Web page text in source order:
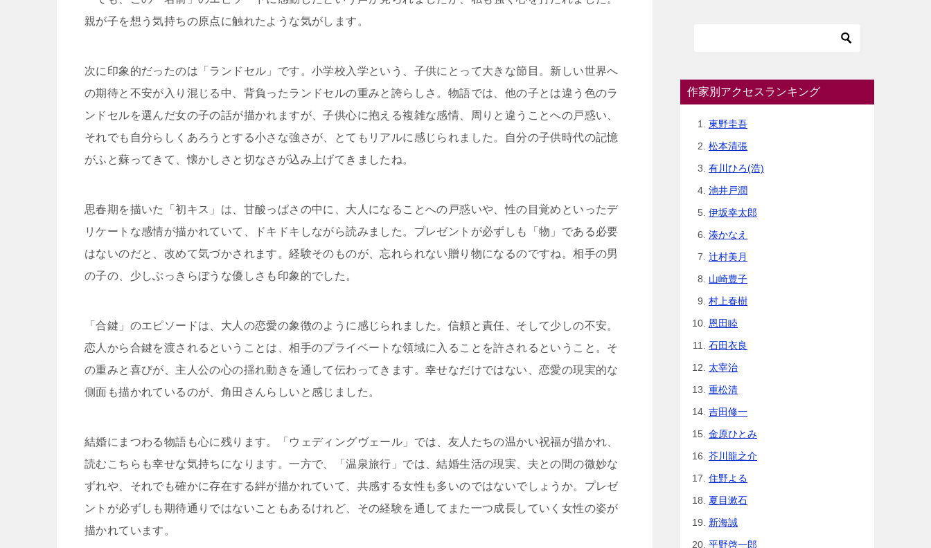
親が子を想う気持ちの原点に触れたような気がします。
次に印象的だったのは「ランドセル」です。小学校入学という、子供にとって大きな節目。新しい世界へ
の期待と不安が入り混じる中、背負ったランドセルの重みと誇らしさ。物語では、他の子とは違う色のラ
ンドセルを選んだ女の子の話が描かれますが、子供心に抱える複雑な感情、周りと違うことへの戸惑い、
それでも自分らしくあろうとする小さな強さが、とてもリアルに感じられました。自分の子供時代の記憶
がふと蘇ってきて、懐かしさと切なさが込み上げてきましたね。
思春期を描いた「初キス」は、甘酸っぱさの中に、大人になることへの戸惑いや、性の目覚めといったデ
リケートな感情が描かれていて、ドキドキしながら読みました。プレゼントが必ずしも「物」である必要
はないのだと、改めて気づかされます。経験そのものが、忘れられない贈り物になるのですね。相手の男
の子の、少しぶっきらぼうな優しさも印象的でした。
「合鍵」のエピソードは、大人の恋愛の象徴のように感じられました。信頼と責任、そして少しの不安。
恋人から合鍵を渡されるということは、相手のプライベートな領域に入ることを許されるということ。そ
の重みと喜びが、主人公の心の揺れ動きを通して伝わってきます。幸せなだけではない、恋愛の現実的な
側面も描かれているのが、角田さんらしいと感じました。
結婚にまつわる物語も心に残ります。「ウェディングヴェール」では、友人たちの温かい祝福が描かれ、
読むこちらも幸せな気持ちになります。一方で、「温泉旅行」では、結婚生活の現実、夫との間の微妙な
ずれや、それでも確かに存在する絆が描かれていて、共感する女性も多いのではないでしょうか。プレゼ
ントが必ずしも期待通りではないこともあるけれど、その経験を通してまた一つ成長していく女性の姿が
描かれています。
作家別アクセスランキング
東野圭吾
松本清張
有川ひろ(浩)
池井戸潤
伊坂幸太郎
湊かなえ
辻村美月
山崎豊子
村上春樹
恩田睦
石田衣良
太宰治
重松清
吉田修一
金原ひとみ
芥川龍之介
住野よる
夏目漱石
新海誠
平野啓一郎